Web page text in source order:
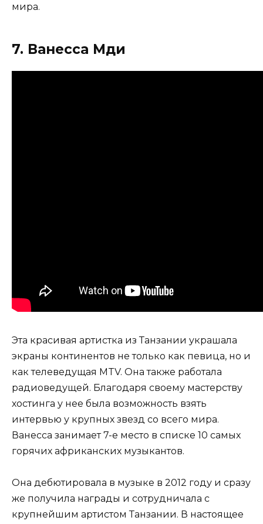
мира.
7. Ванесса Мди
Эта красивая артистка из Танзании украшала
экраны континентов не только как певица, но и
как телеведущая MTV. Она также работала
радиоведущей. Благодаря своему мастерству
хостинга у нее была возможность взять
интервью у крупных звезд со всего мира.
Ванесса занимает 7-е место в списке 10 самых
горячих африканских музыкантов.
Она дебютировала в музыке в 2012 году и сразу
же получила награды и сотрудничала с
крупнейшим артистом Танзании. В настоящее